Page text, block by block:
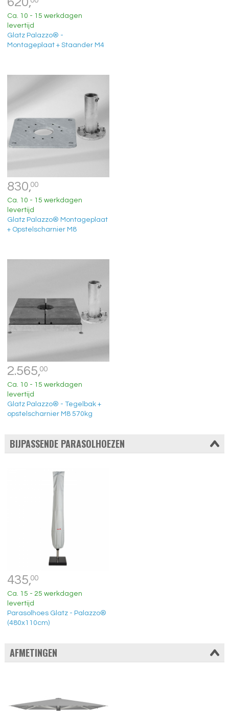
Ca. 10 - 15 werkdagen
levertijd
Glatz Palazzo® -
Montageplaat + Staander M4
830,00
Ca. 10 - 15 werkdagen
levertijd
Glatz Palazzo® Montageplaat
+ Opstelscharnier M8
2.565,00
Ca. 10 - 15 werkdagen
levertijd
Glatz Palazzo® - Tegelbak +
opstelscharnier M8 570kg
BIJPASSENDE PARASOLHOEZEN
435,00
Ca. 15 - 25 werkdagen
levertijd
Parasolhoes Glatz - Palazzo®
(480x110cm)
AFMETINGEN